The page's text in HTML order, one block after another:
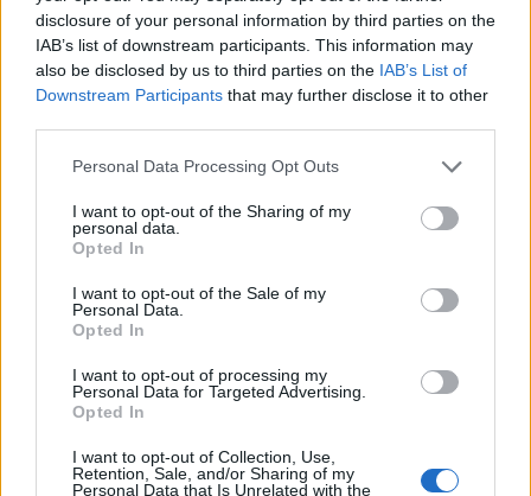
disclosure of your personal information by third parties on the
IAB’s list of downstream participants. This information may
also be disclosed by us to third parties on the IAB’s List of
Downstream Participants that may further disclose it to other
Please note that this website/app uses one or more Google
not limited to your visit or usage behaviour. You may click to
grant or deny consent to Google and its third-party tags to
use your data for below specified purposes in below Google
consent section.
Personal Data Processing Opt Outs
I want to opt-out of the Sharing of my
personal data.
Opted In
I want to opt-out of the Sale of my
Personal Data.
Opted In
I want to opt-out of processing my
Personal Data for Targeted Advertising.
Opted In
I want to opt-out of Collection, Use,
Retention, Sale, and/or Sharing of my
Personal Data that Is Unrelated with the
Covington- dob. 1984 és 2000 között
9 meghatározó albumot jelentettek meg, amely
jócskán feszegette a jazz, a blues, a rock és az
elektronikus muzsika határait. Legutolsó anyaguk a
Rocket Sciencevolt, amely után a kvartett szuper
tehetségei az önálló karrier reményében mind külön
sem játszottak azóta újra egy színpadon, de
figyelemre méltó formáció a
Vital Tech Tones
(Steve Smith, Scott Henderson
Wooten),aSlaughterhouse 3 (Gary Willis, Kirk
CovingtonésLlibert Fortuny),
valamint a 2008.
október 28-án az A38-on szereplő
Scott Kinsey Band feat.Scott Henderson, Kirk
Covington(Gary Novakhelyett) és az egykori
Zawinul Syndicate-
Garrison.
Előadásaikban messzemenően megjelenik
Joe Zawinulmély tisztelete és stílusának